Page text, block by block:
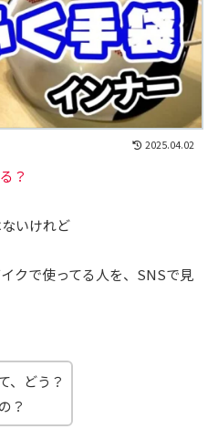
2025.04.02
？
いけれど
クで使ってる人を、SNSで見
、どう？
？